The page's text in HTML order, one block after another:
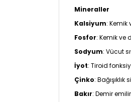
Mineraller
Kalsiyum: Kemik
Fosfor: Kemik ve
Sodyum: Vücut
İyot: Tiroid
Çinko:
Bakır: Demir